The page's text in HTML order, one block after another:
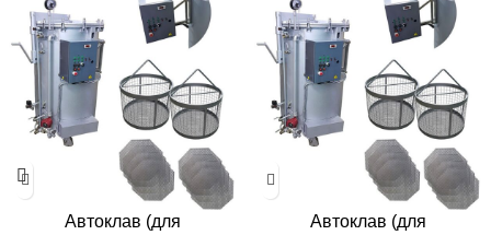
Автоклав (для
Автоклав (для